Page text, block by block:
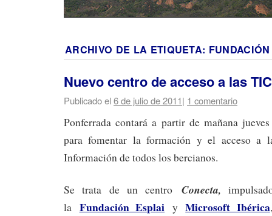
ARCHIVO DE LA ETIQUETA:
Nuevo centro de acceso a las
Publicado el6 de julio de 2011| 1 comentario
Ponferrada contará a partir de mañana
para fomentar la formación y el acceso a
Información de todos los bercianos.
Se trata de un centro Conecta,
la Fundación Esplai yMicrosoft Ibérica